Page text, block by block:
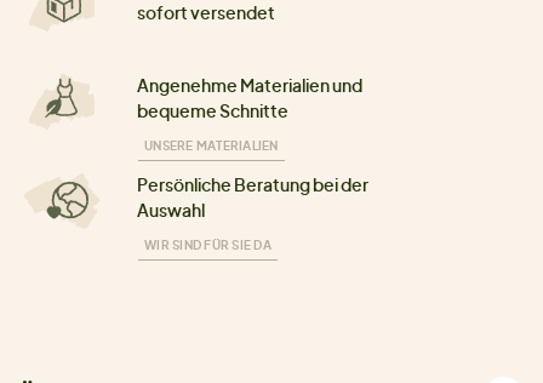
sofort versendet
Angenehme Materialien und
bequeme Schnitte
UNSERE MATERIALIEN
Persönliche Beratung bei der
Auswahl
WIR SIND FÜR SIE DA